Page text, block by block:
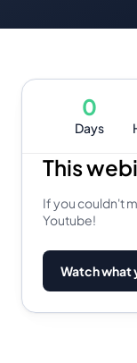
0
Days
This
If you couldn't
Youtube!
Watch what